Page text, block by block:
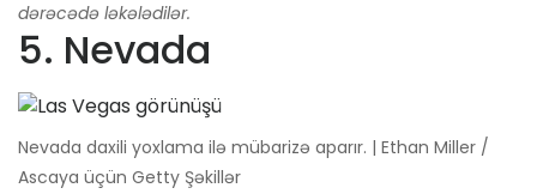
dərəcədə ləkələdilər.
5. Nevada
Nevada daxili yoxlama ilə mübarizə aparır. | Ethan Miller /
Ascaya üçün Getty Şəkillər